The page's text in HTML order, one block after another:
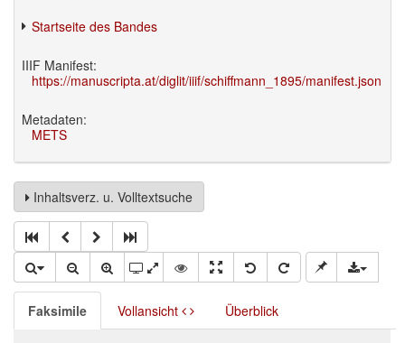
Startseite des Bandes
IIIF Manifest:
https://manuscripta.at/diglit/iiif/schiffmann_1895/manifest.json
Metadaten:
METS
Inhaltsverz. u. Volltextsuche
Faksimile Vollansicht Überblick